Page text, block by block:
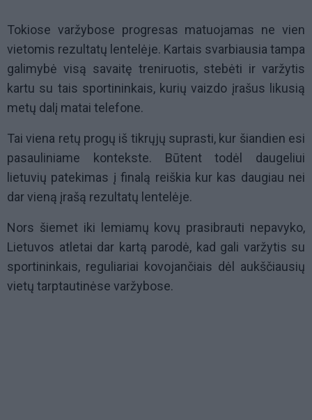
Tokiose varžybose progresas matuojamas ne vien
vietomis rezultatų lentelėje. Kartais svarbiausia tampa
galimybė visą savaitę treniruotis, stebėti ir varžytis
kartu su tais sportininkais, kurių vaizdo įrašus likusią
metų dalį matai telefone.
Tai viena retų progų iš tikrųjų suprasti, kur šiandien esi
pasauliniame kontekste. Būtent todėl daugeliui
lietuvių patekimas į finalą reiškia kur kas daugiau nei
dar vieną įrašą rezultatų lentelėje.
Nors šiemet iki lemiamų kovų prasibrauti nepavyko,
Lietuvos atletai dar kartą parodė, kad gali varžytis su
sportininkais, reguliariai kovojančiais dėl aukščiausių
vietų tarptautinėse varžybose.